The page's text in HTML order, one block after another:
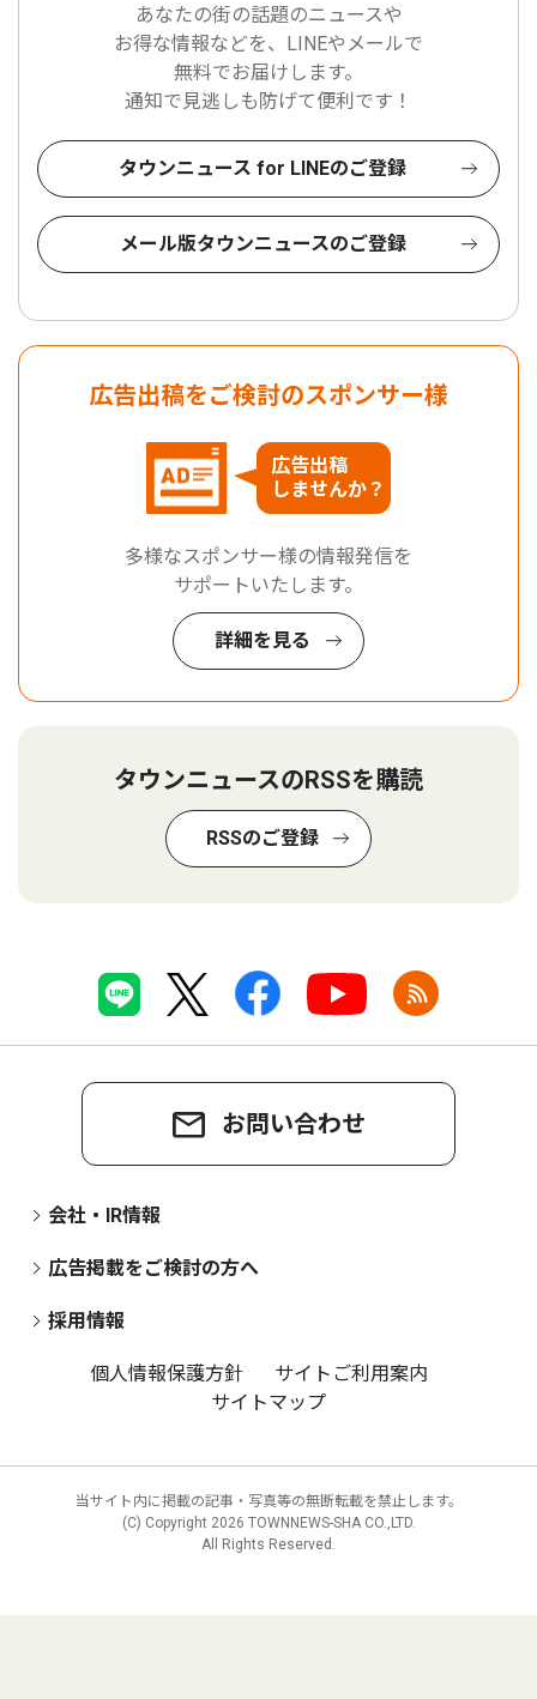
あなたの街の話題のニュースや
お得な情報などを、LINEやメールで
無料でお届けします。
通知で見逃しも防げて便利です！
タウンニュース for LINEのご登録
メール版タウンニュースのご登録
広告出稿をご検討のスポンサー様
広告出稿
しませんか？
多様なスポンサー様の情報発信を
サポートいたします。
詳細を見る
タウンニュースのRSSを購読
RSSのご登録
お問い合わせ
会社・IR情報
広告掲載をご検討の方へ
採用情報
個人情報保護方針
サイトご利用案内
サイトマップ
当サイト内に掲載の記事・写真等の無断転載を禁止します。
(C) Copyright 2026 TOWNNEWS-SHA CO.,LTD.
All Rights Reserved.